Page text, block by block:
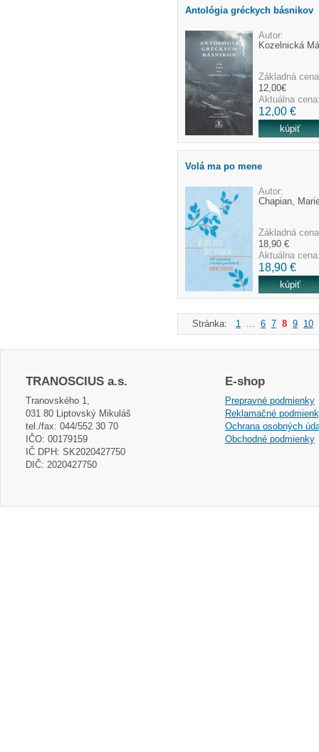
Antológia gréckych básnikov
Autor:
Kozelnická
Základná
12,00€
Aktuálna
12,00 €
Volá ma po mene
Autor:
Chapian,
Základná
18,90 €
Aktuálna
18,90 €
Stránka: 1 ... 6 7 8 9 10
TRANOSCIUS a.s.
Tranovského 1,
031 80 Liptovský Mikuláš
tel./fax: 044/552 30 70
IČO: 00179159
IČ DPH: SK2020427750
DIČ: 2020427750
E-shop
Prepravné podmienky
Reklamačné
Ochrana osobných
Obchodné podmienky